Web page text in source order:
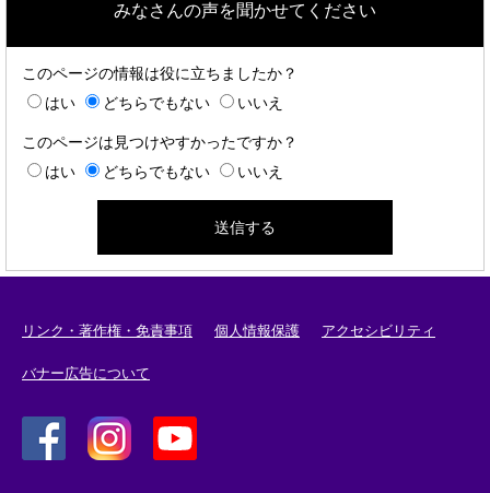
みなさんの声を聞かせてください
このページの情報は役に立ちましたか？
はい
どちらでもない いいえ
このページは見つけやすかったですか？
はい
どちらでもない いいえ
リンク・著作権・免責事項 個人情報保護 アクセシビリティ
バナー広告について